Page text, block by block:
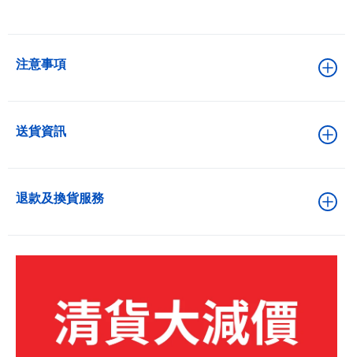
注意事項
送貨資訊
退款及換貨服務